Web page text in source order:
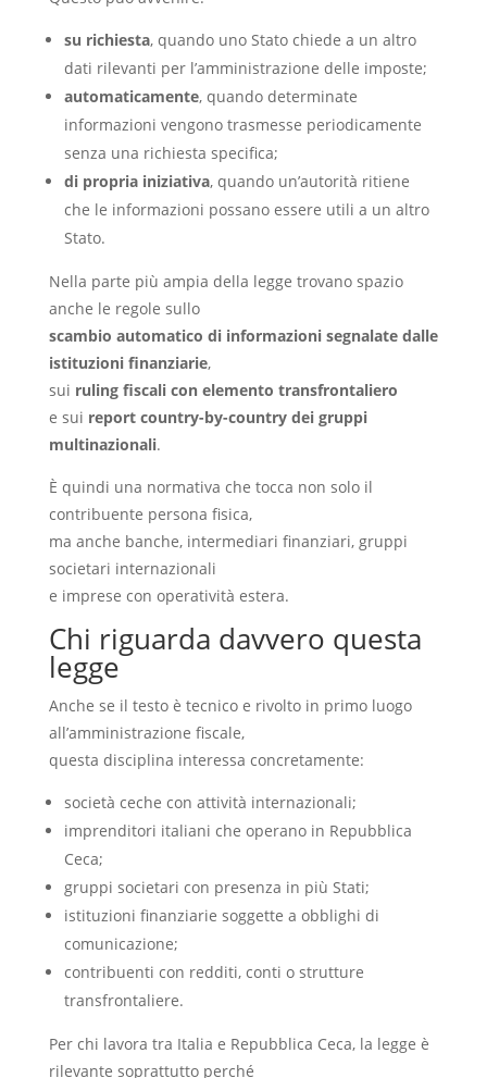
su richiesta, quando uno Stato chiede a un altro
dati rilevanti per l’amministrazione delle imposte;
automaticamente, quando determinate
informazioni vengono trasmesse periodicamente
senza una richiesta specifica;
di propria iniziativa, quando un’autorità ritiene
che le informazioni possano essere utili a un altro
Stato.
Nella parte più ampia della legge trovano spazio
anche le regole sullo
scambio automatico di informazioni segnalate dalle
istituzioni finanziarie,
sui ruling fiscali con elemento transfrontaliero
e sui report country-by-country dei gruppi
multinazionali.
È quindi una normativa che tocca non solo il
contribuente persona fisica,
ma anche banche, intermediari finanziari, gruppi
societari internazionali
e imprese con operatività estera.
Chi riguarda davvero questa
legge
Anche se il testo è tecnico e rivolto in primo luogo
all’amministrazione fiscale,
questa disciplina interessa concretamente:
società ceche con attività internazionali;
imprenditori italiani che operano in Repubblica
Ceca;
gruppi societari con presenza in più Stati;
istituzioni finanziarie soggette a obblighi di
comunicazione;
contribuenti con redditi, conti o strutture
transfrontaliere.
Per chi lavora tra Italia e Repubblica Ceca, la legge è
rilevante soprattutto perché